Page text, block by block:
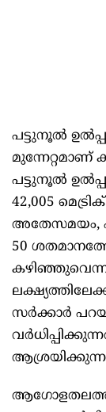
പട്ടുനൂല്‍
മുന്നേറ്റമാണ്
പട്ടുനൂല്‍
42,005
അതേസമയം,
50
സര്‍ക്കാര്‍